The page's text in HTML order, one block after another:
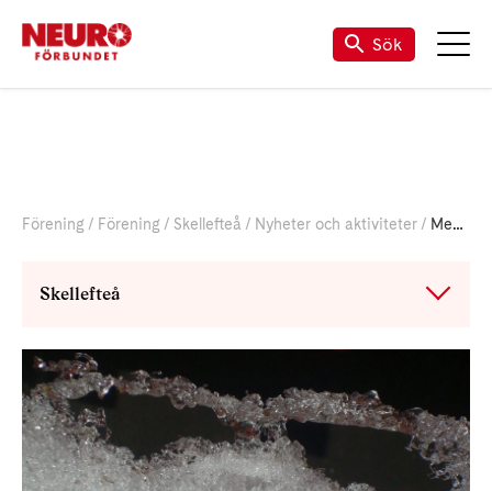
Sök
Förening Förening Skellefteå Nyheter och aktiviteter Medlemsmöte 21 februari
Skellefteå